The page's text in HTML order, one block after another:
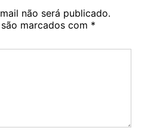
não será publicado.
marcados com *